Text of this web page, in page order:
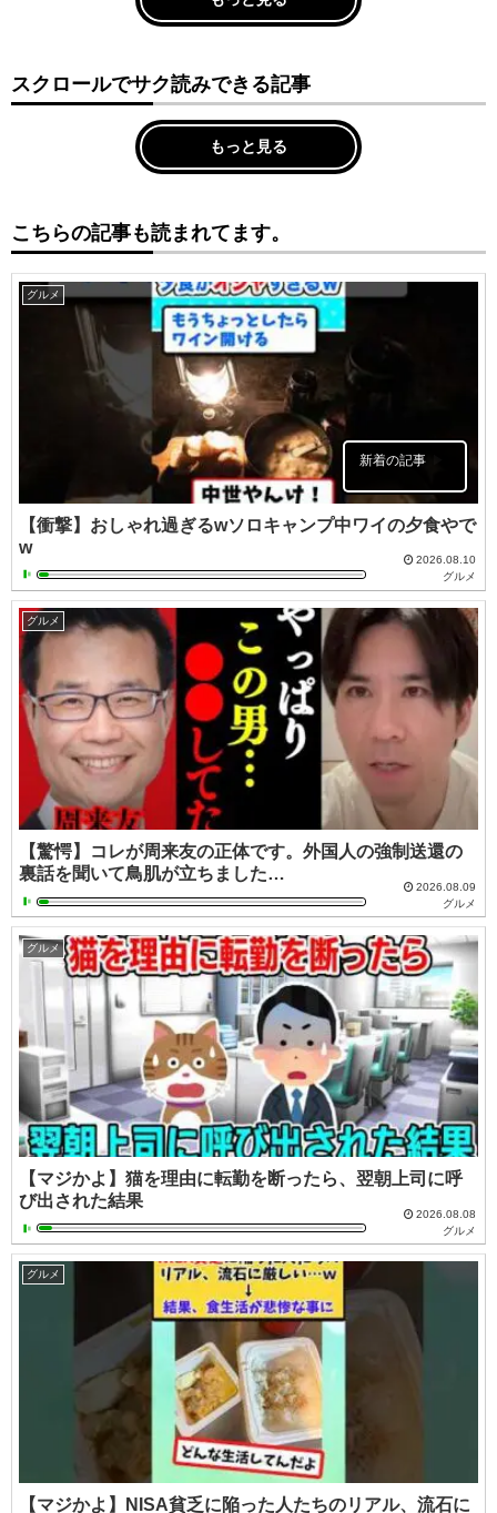
スクロールでサク読みできる記事
もっと見る
こちらの記事も読まれてます。
グルメ
新着の記事
【衝撃】おしゃれ過ぎるwソロキャンプ中ワイの夕食やで
w
2026.08.10
グルメ
グルメ
【驚愕】コレが周来友の正体です。外国人の強制送還の
裏話を聞いて鳥肌が立ちました…
2026.08.09
グルメ
グルメ
【マジかよ】猫を理由に転勤を断ったら、翌朝上司に呼
び出された結果
2026.08.08
グルメ
グルメ
【マジかよ】NISA貧乏に陥った人たちのリアル、流石に